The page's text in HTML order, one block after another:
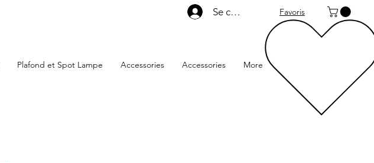
Se connecter Favoris
Plafond et Spot Lampe Accessories Accessories More